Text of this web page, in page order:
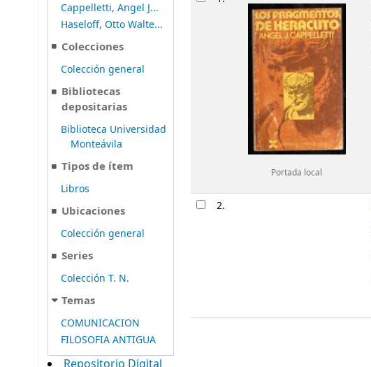
Cappelletti, Angel J...
Haseloff, Otto Walte...
Colecciones
Colección general
Bibliotecas
depositarias
Biblioteca Universidad
Monteávila
Tipos de ítem
Libros
Ubicaciones
Colección general
Series
Colección T. N.
Temas
COMUNICACION
FILOSOFIA ANTIGUA
Portada local
2.